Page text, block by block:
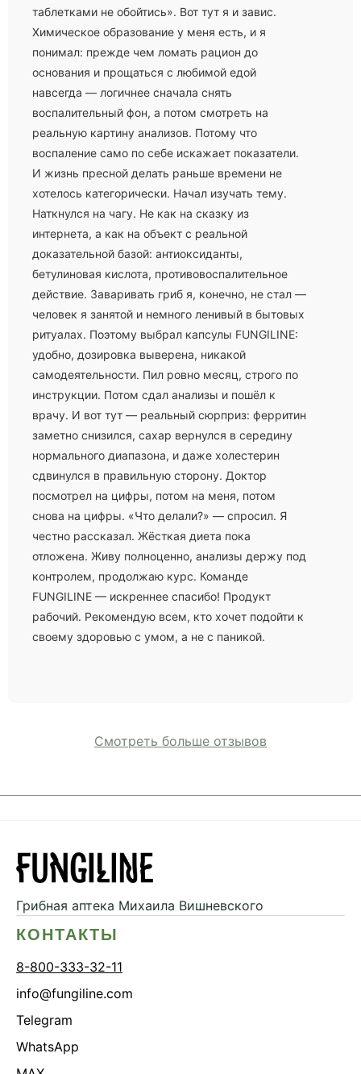
таблетками не обойтись». Вот тут я и завис.
Химическое образование у меня есть, и я
понимал: прежде чем ломать рацион до
основания и прощаться с любимой едой
навсегда — логичнее сначала снять
воспалительный фон, а потом смотреть на
реальную картину анализов. Потому что
воспаление само по себе искажает показатели.
И жизнь пресной делать раньше времени не
хотелось категорически. Начал изучать тему.
Наткнулся на чагу. Не как на сказку из
интернета, а как на объект с реальной
доказательной базой: антиоксиданты,
бетулиновая кислота, противовоспалительное
действие. Заваривать гриб я, конечно, не стал —
человек я занятой и немного ленивый в бытовых
ритуалах. Поэтому выбрал капсулы FUNGILINE:
удобно, дозировка выверена, никакой
самодеятельности. Пил ровно месяц, строго по
инструкции. Потом сдал анализы и пошёл к
врачу. И вот тут — реальный сюрприз: ферритин
заметно снизился, сахар вернулся в середину
нормального диапазона, и даже холестерин
сдвинулся в правильную сторону. Доктор
посмотрел на цифры, потом на меня, потом
снова на цифры. «Что делали?» — спросил. Я
честно рассказал. Жёсткая диета пока
отложена. Живу полноценно, анализы держу под
контролем, продолжаю курс. Команде
FUNGILINE — искреннее спасибо! Продукт
рабочий. Рекомендую всем, кто хочет подойти к
своему здоровью с умом, а не с паникой.
Смотреть больше отзывов
Грибная аптека Михаила Вишневского
КОНТАКТЫ
8-800-333-32-11
info@fungiline.com
Telegram
WhatsApp